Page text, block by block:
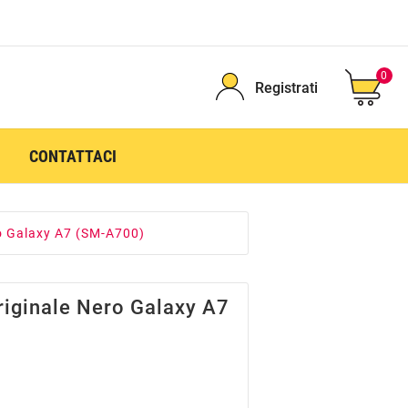
Registrati
0
CONTATTACI
A7 (SM-A700)
Nero Galaxy A7